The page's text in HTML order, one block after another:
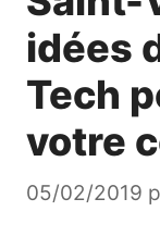
idées
Tech
votre
05/02/2019